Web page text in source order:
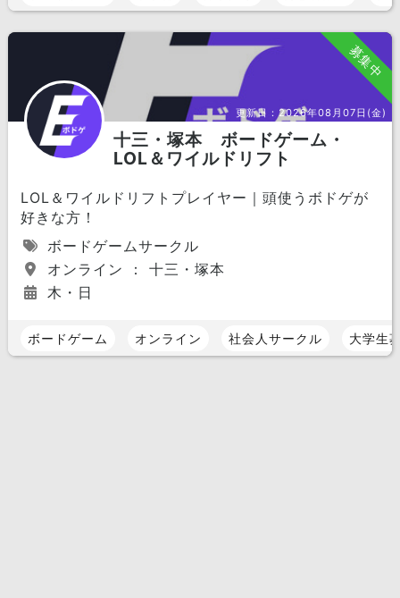
募集中
更新日：2026年08月07日(金)
十三・塚本 ボードゲーム・
LOL＆ワイルドリフト
LOL＆ワイルドリフトプレイヤー｜頭使うボドゲが
好きな方！
ボードゲームサークル
オンライン ： 十三・塚本
木・日
ボードゲーム オンライン 社会人サークル 大学生